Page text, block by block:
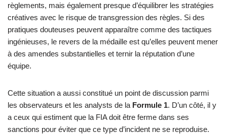
règlements, mais également presque d’équilibrer les stratégies
créatives avec le risque de transgression des règles. Si des
pratiques douteuses peuvent apparaître comme des tactiques
ingénieuses, le revers de la médaille est qu’elles peuvent mener
à des amendes substantielles et ternir la réputation d’une
équipe.
Cette situation a aussi constitué un point de discussion parmi
les observateurs et les analysts de la Formule 1. D’un côté, il y
a ceux qui estiment que la FIA doit être ferme dans ses
sanctions pour éviter que ce type d’incident ne se reproduise.